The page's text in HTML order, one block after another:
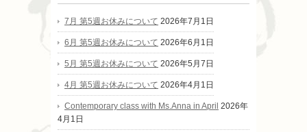
7月 第5週お休みについて 2026年7月1日
6月 第5週お休みについて 2026年6月1日
5月 第5週お休みについて 2026年5月7日
4月 第5週お休みについて 2026年4月1日
Contemporary class with Ms.Anna in April 2026年
4月1日